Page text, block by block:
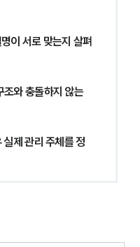
이 서로 맞는지 살펴
와 충돌하지 않는
제 관리 주체를 정